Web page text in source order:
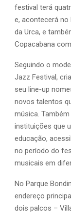
festival terá
e, acontecerá no
da Urca, e
Copacabana
Seguindo o
Jazz Festival,
seu line-up
novos talentos
música.
instituições que
educação,
no período do
musicais em
No Parque
endereço
dois palcos –